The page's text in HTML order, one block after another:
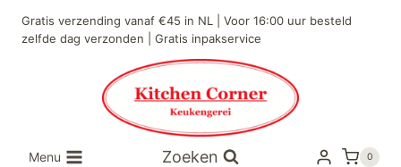
naar
Gratis verzending vanaf €45 in NL | Voor 16:00 uur besteld
zelfde dag verzonden | Gratis inpakservice
Menu Zoeken 0